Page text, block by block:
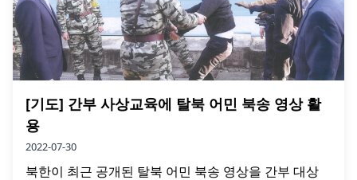
[기도] 간부 사상교육에 탈북 어민 북송 영상 활
용
2022-07-30
북한이 최근 공개된 탈북 어민 북송 영상을 간부 대상